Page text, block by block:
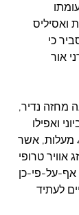
ואסיליס
כי
אור
מחזה נדיר,
ואפילו
באוגוסט בטמפרטורה של 40 מעלות, אשר
אוויר טרופי
על-פי-כן
לעתיד